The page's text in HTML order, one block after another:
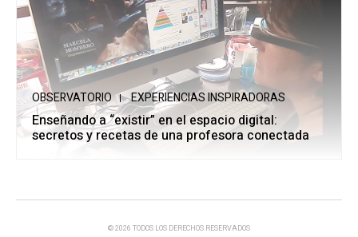
OBSERVATORIO EXPERIENCIAS INSPIRADORAS
Enseñando a “existir” en el espacio digital:
secretos y recetas de una profesora conectada
© 2026 TODOS LOS DERECHOS RESERVADOS